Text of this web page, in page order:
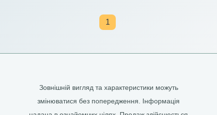
1
Зовнішній вигляд та характеристики можуть
змінюватися без попередження. Інформація